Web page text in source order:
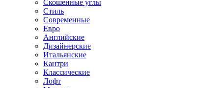
Скошенные углы
Стиль
Современные
Евро
Английские
Дизайнерские
Итальянские
Кантри
Классические
Лофт